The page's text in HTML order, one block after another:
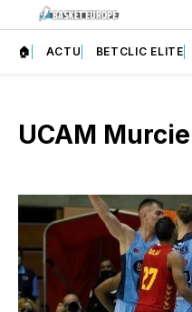
🏠 ACTU BETCLIC ELITE
UCAM Murcie